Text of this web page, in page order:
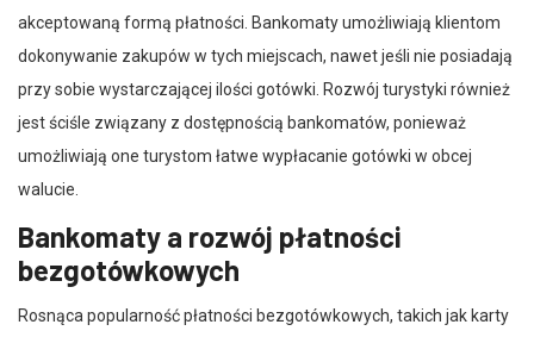
akceptowaną formą płatności. Bankomaty umożliwiają klientom
dokonywanie zakupów w tych miejscach, nawet jeśli nie posiadają
przy sobie wystarczającej ilości gotówki. Rozwój turystyki również
jest ściśle związany z dostępnością bankomatów, ponieważ
umożliwiają one turystom łatwe wypłacanie gotówki w obcej
walucie.
Bankomaty a rozwój płatności
bezgotówkowych
Rosnąca popularność płatności bezgotówkowych, takich jak karty